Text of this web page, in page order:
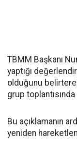
TBMM Başkanı
yaptığı
olduğunu
grup
Bu açıklamanın
yeniden